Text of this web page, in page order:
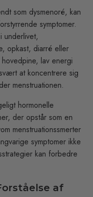
som dysmenoré, kan
symptomer.
underlivet,
opkast, diarré eller
lav energi
at koncentrere sig
menstruationen.
hormonelle
der opstår som en
menstruationssmerter
symptomer ikke
kan forbedre
af